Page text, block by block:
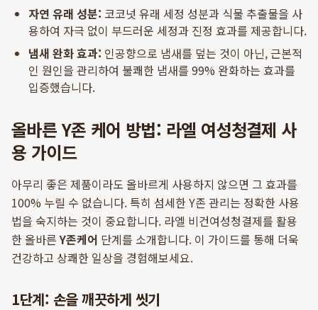
자연 유래 성분: 코코넛 유래 세정 성분과 식물 추출물을 사
용하여 자극 없이 부드러운 세정과 진정 효과를 제공합니다.
냄새 완화 효과: 인공향으로 냄새를 덮는 것이 아닌, 근본적
인 원인을 관리하여 불쾌한 냄새를 99% 완화하는 효과를
입증했습니다.
올바른 Y존 케어 방법: 라엘 여성청결제 사
용 가이드
아무리 좋은 제품이라도 올바르게 사용하지 않으면 그 효과를
100% 누릴 수 없습니다. 특히 섬세한 Y존 관리는 정확한 사용
법을 숙지하는 것이 중요합니다. 라엘 비건여성청결제를 활용
한 올바른Y존케어 단계를 소개합니다. 이 가이드를 통해 더욱
건강하고 상쾌한 일상을 경험해보세요.
1단계: 손을 깨끗하게 씻기